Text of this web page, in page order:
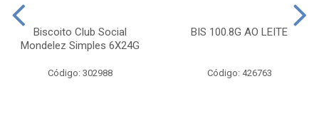
Biscoito Club Social
Mondelez Simples 6X24G
Código: 302988
BIS 100.8G AO LEITE
Código: 426763